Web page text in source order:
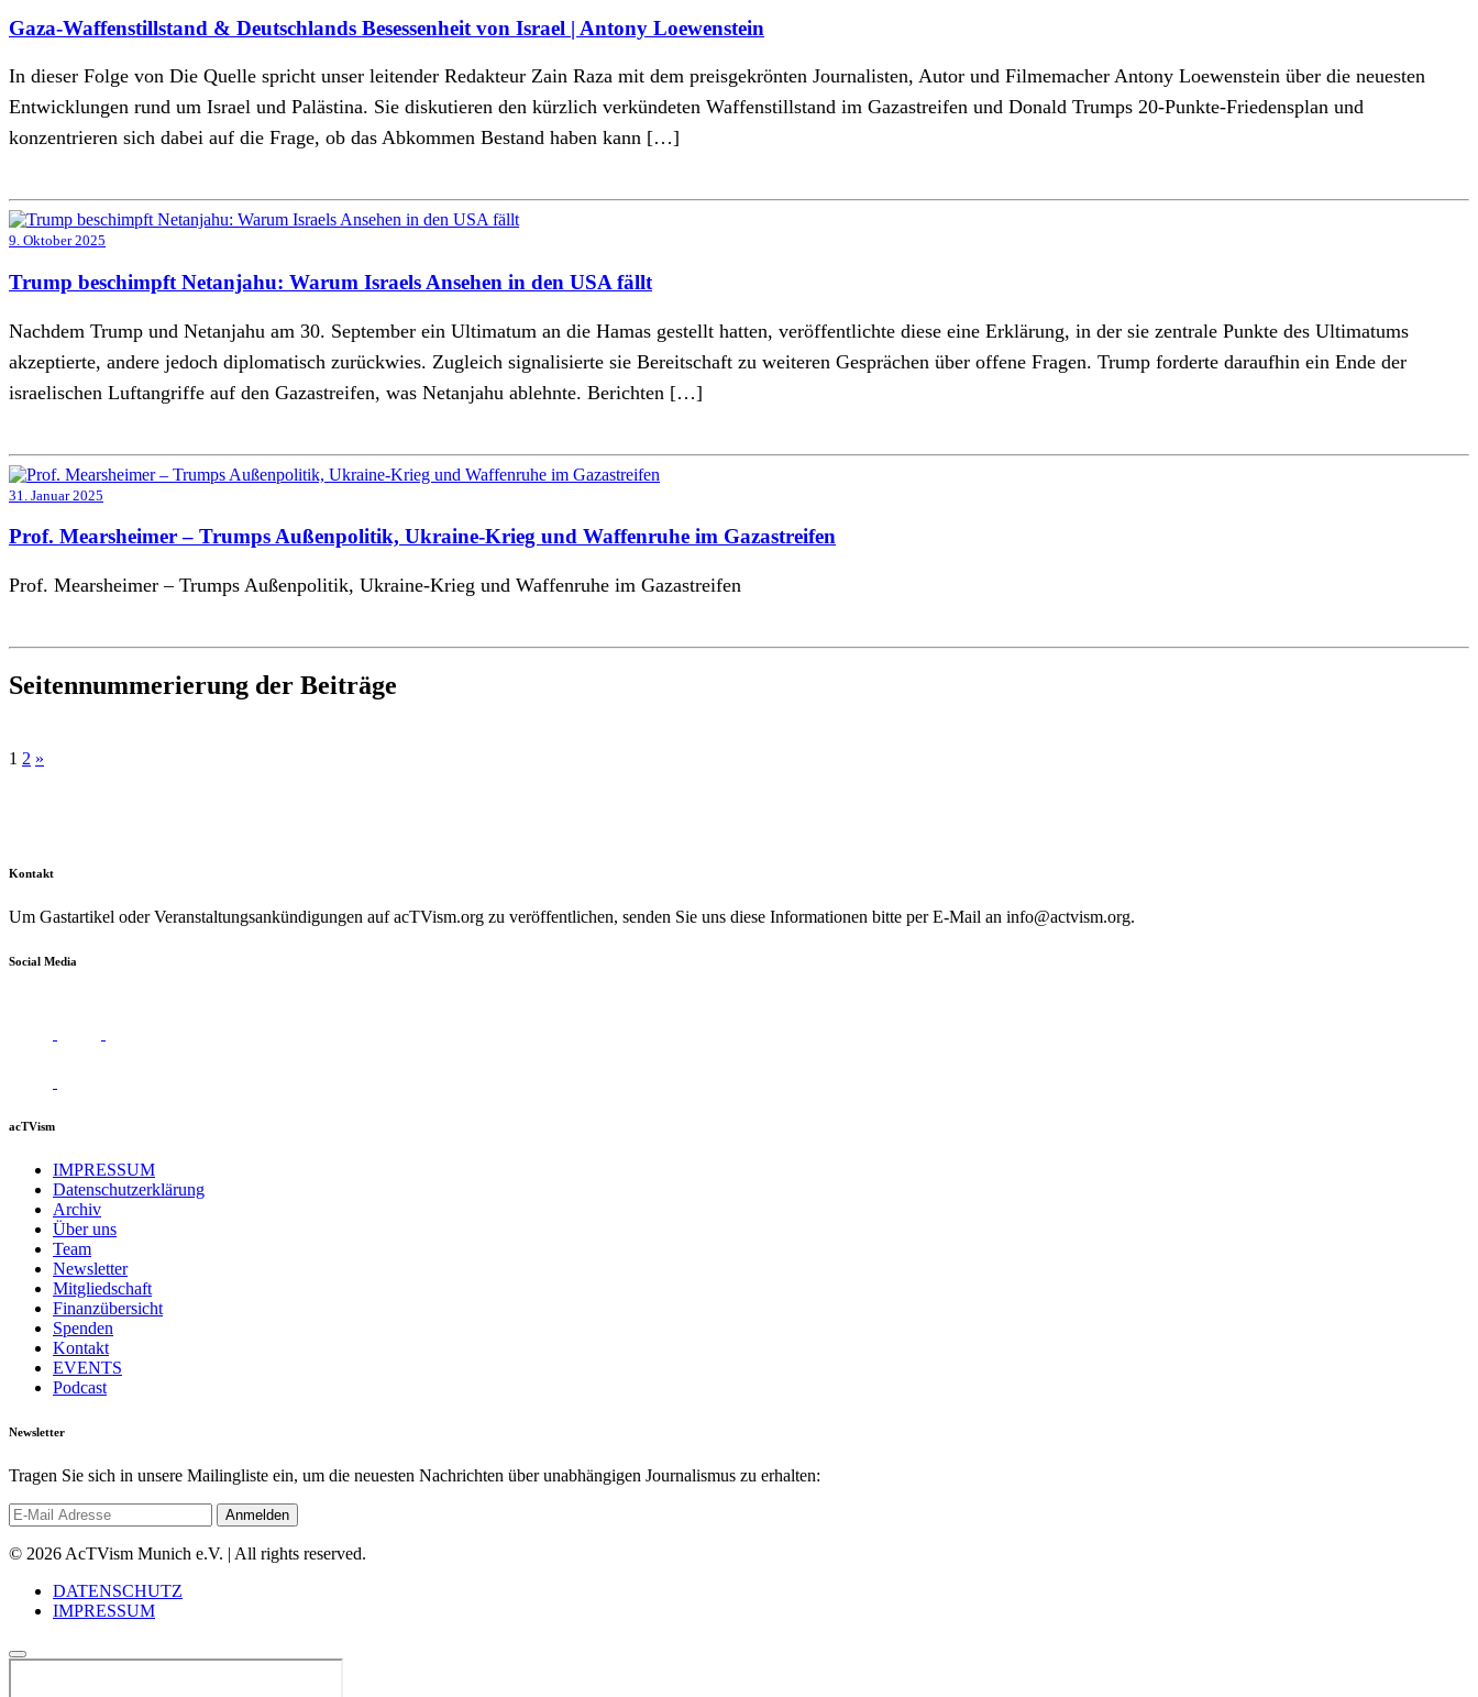
Gaza-Waffenstillstand & Deutschlands Besessenheit von Israel | Antony Loewenstein
In dieser Folge von Die Quelle spricht unser leitender Redakteur Zain Raza mit dem preisgekrönten Journalisten, Autor und Filmemacher Antony Loewenstein über die neuesten
Entwicklungen rund um Israel und Palästina. Sie diskutieren den kürzlich verkündeten Waffenstillstand im Gazastreifen und Donald Trumps 20-Punkte-Friedensplan und
konzentrieren sich dabei auf die Frage, ob das Abkommen Bestand haben kann […]
9. Oktober 2025
Trump beschimpft Netanjahu: Warum Israels Ansehen in den USA fällt
Nachdem Trump und Netanjahu am 30. September ein Ultimatum an die Hamas gestellt hatten, veröffentlichte diese eine Erklärung, in der sie zentrale Punkte des Ultimatums
akzeptierte, andere jedoch diplomatisch zurückwies. Zugleich signalisierte sie Bereitschaft zu weiteren Gesprächen über offene Fragen. Trump forderte daraufhin ein Ende der
israelischen Luftangriffe auf den Gazastreifen, was Netanjahu ablehnte. Berichten […]
31. Januar 2025
Prof. Mearsheimer – Trumps Außenpolitik, Ukraine-Krieg und Waffenruhe im Gazastreifen
Prof. Mearsheimer – Trumps Außenpolitik, Ukraine-Krieg und Waffenruhe im Gazastreifen
Seitennummerierung der Beiträge
1 2 »
Kontakt
Um Gastartikel oder Veranstaltungsankündigungen auf acTVism.org zu veröffentlichen, senden Sie uns diese Informationen bitte per E-Mail an info@actvism.org.
Social Media
acTVism
IMPRESSUM
Datenschutzerklärung
Archiv
Über uns
Team
Newsletter
Mitgliedschaft
Finanzübersicht
Spenden
Kontakt
EVENTS
Podcast
Newsletter
Tragen Sie sich in unsere Mailingliste ein, um die neuesten Nachrichten über unabhängigen Journalismus zu erhalten:
© 2026 AcTVism Munich e.V. | All rights reserved.
DATENSCHUTZ
IMPRESSUM